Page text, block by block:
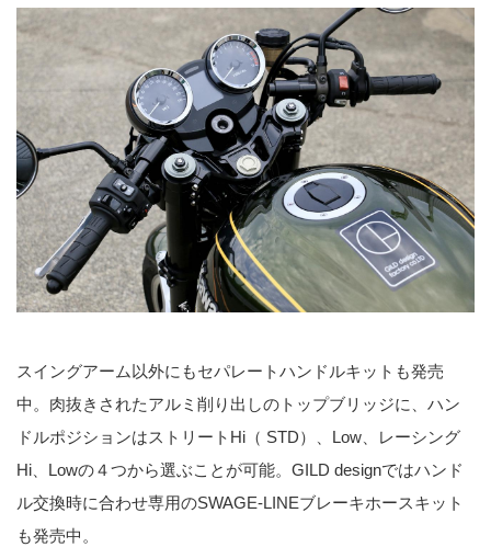
スイングアーム以外にもセパレートハンドルキットも発売
中。肉抜きされたアルミ削り出しのトップブリッジに、ハン
ドルポジションはストリートHi（ STD）、Low、レーシング
Hi、Lowの４つから選ぶことが可能。GILD designではハンド
ル交換時に合わせ専用のSWAGE-LINEブレーキホースキット
も発売中。